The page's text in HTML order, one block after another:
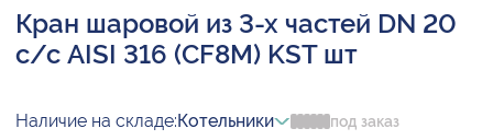
Кран шаровой из 3-х частей DN 20
с/с AISI 316 (CF8M) KST шт
Наличие на складе:Котельники под заказ